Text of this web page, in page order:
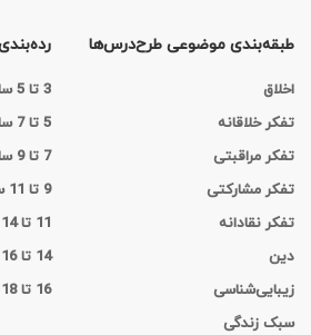
طبقه‌بندی موضوعی طرح‌درس‌ها
اخلاق
تفکر خلاقانه
تفکر مراقبتی
تفکر مشارکتی
تفکر نقادانه
دین
زیبایی‌شناسی
سبک زندگی
3 تا 5 سال
5 تا 7 سال
7 تا 9 سال
9 تا 11 سال
11 تا 14 سال
14 تا 16 سال
16 تا 18 سال